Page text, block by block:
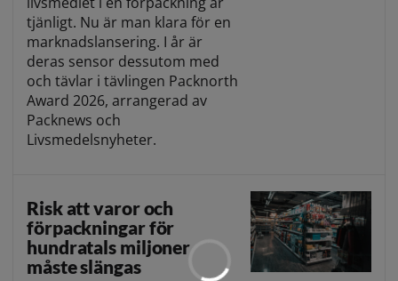
tjänligt. Nu är man klara för en
marknadslansering. I år är
deras sensor dessutom med
och tävlar i tävlingen Packnorth
Award 2026, arrangerad av
Packnews och
Livsmedelsnyheter.
Risk att varor och
förpackningar för
hundratals miljoner
måste slängas